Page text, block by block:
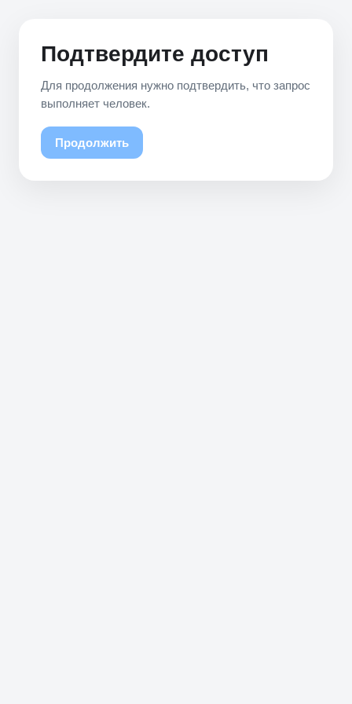
Подтвердите доступ
Для продолжения нужно подтвердить, что запрос
выполняет человек.
Продолжить